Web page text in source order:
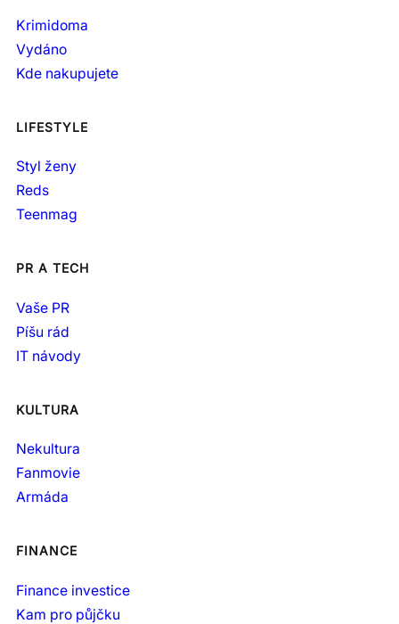
Krimidoma
Vydáno
Kde nakupujete
LIFESTYLE
Styl ženy
Reds
Teenmag
PR A TECH
Vaše PR
Píšu rád
IT návody
KULTURA
Nekultura
Fanmovie
Armáda
FINANCE
Finance investice
Kam pro půjčku